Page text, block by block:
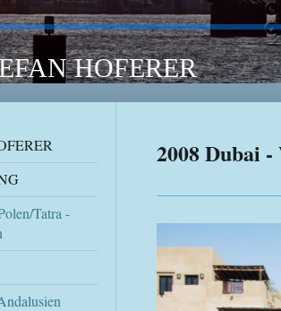
HOFERER
Tatra -
2008 Dubai